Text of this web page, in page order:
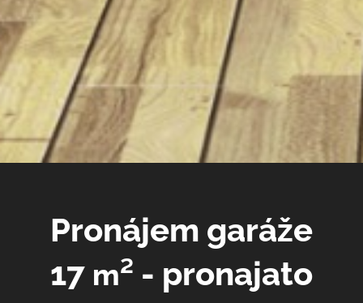
Pronájem garáže
17 m² - pronajato